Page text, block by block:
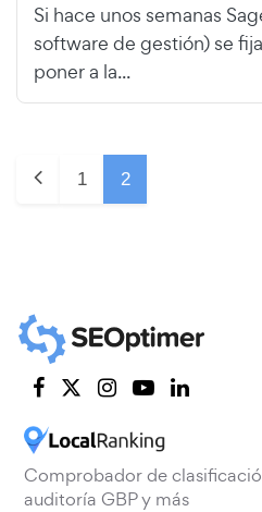
Si hace unos semanas
software de gestión) se
poner a la...
1 2
Comprobador de
auditoría GBP y más